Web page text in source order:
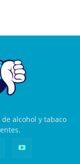
alcohol y tabaco